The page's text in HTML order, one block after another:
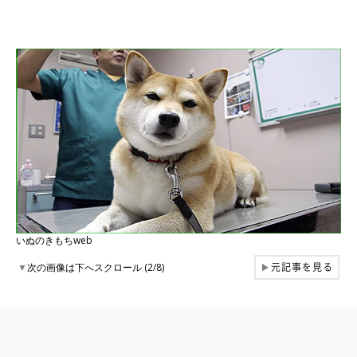
いぬのきもちweb
▼次の画像は下へスクロール (2/8) ▶元記事を見る